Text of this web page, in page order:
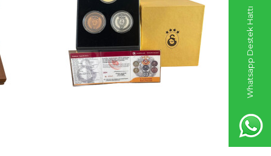
Whatsapp Destek Hattı